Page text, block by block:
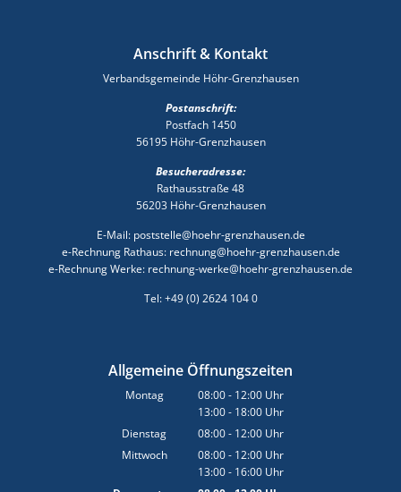
Anschrift & Kontakt
Verbandsgemeinde Höhr-Grenzhausen
Postanschrift:
Postfach 1450
56195 Höhr-Grenzhausen
Besucheradresse:
Rathausstraße 48
56203 Höhr-Grenzhausen
E-Mail: poststelle@hoehr-grenzhausen.de
e-Rechnung Rathaus: rechnung@hoehr-grenzhausen.de
e-Rechnung Werke: rechnung-werke@hoehr-grenzhausen.de
Tel: +49 (0) 2624 104 0
Allgemeine Öffnungszeiten
Montag 08:00- 12:00 Uhr
Von 08:00 bis 12:00 Uhr
13:00- 18:00 Uhr
Von 13:00 bis 18:00 Uhr
Dienstag 08:00- 12:00 Uhr
Von 08:00 bis 12:00 Uhr
Mittwoch 08:00- 12:00 Uhr
Von 08:00 bis 12:00 Uhr
13:00- 16:00 Uhr
Von 13:00 bis 16:00 Uhr